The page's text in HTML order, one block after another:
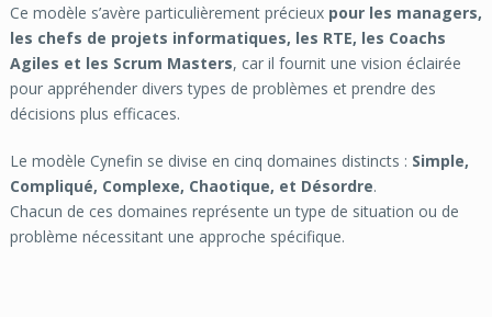
Ce modèle s’avère particulièrement précieux pour les managers,
les chefs de projets informatiques, les RTE, les Coachs
Agiles et les Scrum Masters, car il fournit une vision éclairée
pour appréhender divers types de problèmes et prendre des
décisions plus efficaces.
Le modèle Cynefin se divise en cinq domaines distincts : Simple,
Compliqué, Complexe, Chaotique, et Désordre.
Chacun de ces domaines représente un type de situation ou de
problème nécessitant une approche spécifique.